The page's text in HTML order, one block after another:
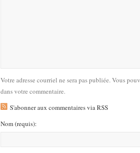
Votre adresse courriel ne sera pas publiée. Vous
dans votre commentaire.
S'abonner aux commentaires via RSS
Nom(requis):